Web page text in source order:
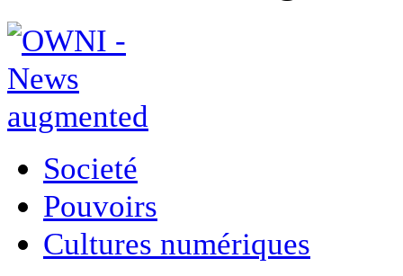
Societé
Pouvoirs
Cultures numériques